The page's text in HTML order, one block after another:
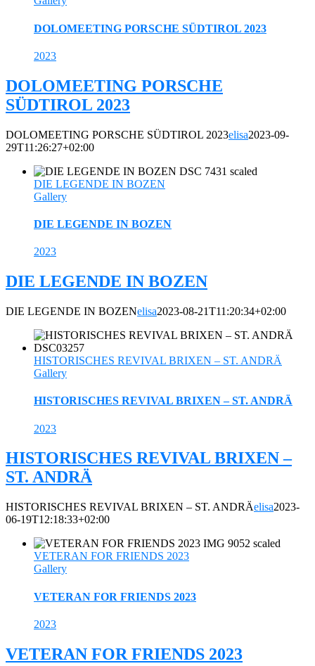
DOLOMEETING PORSCHE SÜDTIROL 2023
2023
DOLOMEETING PORSCHE
SÜDTIROL 2023
DOLOMEETING PORSCHE SÜDTIROL 2023elisa2023-09-
29T11:26:27+02:00
DIE LEGENDE IN BOZEN
Gallery
DIE LEGENDE IN BOZEN
2023
DIE LEGENDE IN BOZEN
DIE LEGENDE IN BOZENelisa2023-08-21T11:20:34+02:00
HISTORISCHES REVIVAL BRIXEN – ST. ANDRÄ
Gallery
HISTORISCHES REVIVAL BRIXEN – ST. ANDRÄ
2023
HISTORISCHES REVIVAL BRIXEN –
ST. ANDRÄ
HISTORISCHES REVIVAL BRIXEN – ST. ANDRÄelisa2023-
06-19T12:18:33+02:00
VETERAN FOR FRIENDS 2023
Gallery
VETERAN FOR FRIENDS 2023
2023
VETERAN FOR FRIENDS 2023